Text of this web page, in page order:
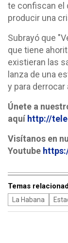
te confiscan el
producir una
Subrayó que
que tiene
existieran las
lanza de una
y para derrocar
Únete a
aquí http://
Visítanos en
Youtube
Temas
La Habana